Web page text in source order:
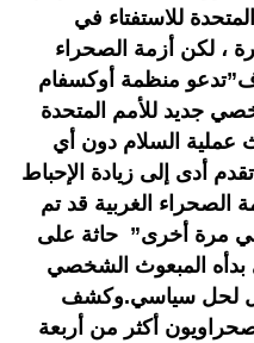
للاستفتاء في
الغربية أكثر من 20 مرة ، لكن أزمة الصحراء
منظمة أوكسفام
جديد للأمم المتحدة
عملية السلام دون أي
أدى إلى زيادة الإحباط
الصحراء الغربية قد تم
مرة أخرى” حاثة على
بدأه المبعوث الشخصي
لحل سياسي.وكشف
أكثر من أربعة